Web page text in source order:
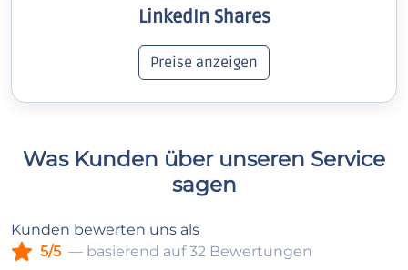
LinkedIn Shares
Preise anzeigen
Was Kunden über unseren Service
sagen
Kunden bewerten uns als
5/5 — basierend auf 32 Bewertungen